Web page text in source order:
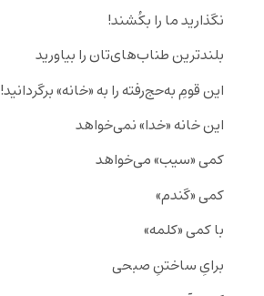
نگذارید ما را بکُشند!
بلندترین طناب‌های‌تان را بیاورید
این قومِ به‌حج‌رفته را به «خانه» برگردانید!
این خانه «خدا» نمی‌خواهد
کمی «سیب» می‌خواهد
کمی «گندم»
با کمی «کلمه»
برایِ ساختنِ صبحی